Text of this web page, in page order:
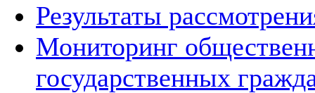
Результаты
Мониторинг
государственных